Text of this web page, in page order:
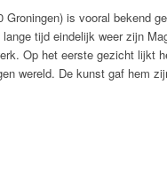
Groningen) is vooral bekend
tijd eindelijk weer zijn
Op het eerste gezicht lijkt
wereld. De kunst gaf hem